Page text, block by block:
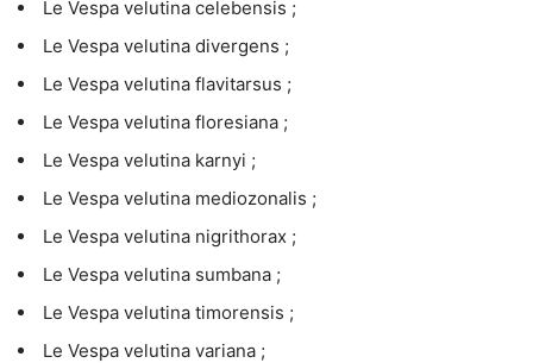
Le Vespa velutina celebensis ;
Le Vespa velutina divergens ;
Le Vespa velutina flavitarsus ;
Le Vespa velutina floresiana ;
Le Vespa velutina karnyi ;
Le Vespa velutina mediozonalis ;
Le Vespa velutina nigrithorax ;
Le Vespa velutina sumbana ;
Le Vespa velutina timorensis ;
Le Vespa velutina variana ;